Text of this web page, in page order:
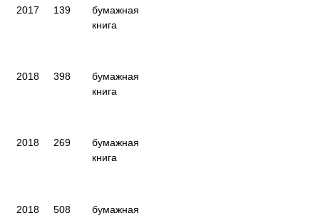
2017 139
бумажная
книга
2018 398
бумажная
книга
2018 269
бумажная
книга
2018 508
бумажная